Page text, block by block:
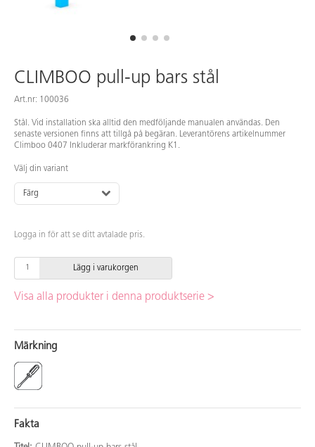
CLIMBOO pull-up bars stål
Art.nr: 100036
Stål. Vid installation ska alltid den medföljande manualen användas. Den
senaste versionen finns att tillgå på begäran. Leverantörens artikelnummer
Climboo 0407 Inkluderar markförankring K1.
Välj din variant
Färg
Logga in för att se ditt avtalade pris.
Lägg i varukorgen
Visa alla produkter i denna produktserie >
Märkning
Fakta